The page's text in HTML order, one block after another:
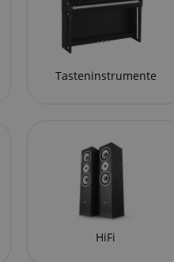
Tasteninstrumente
HiFi